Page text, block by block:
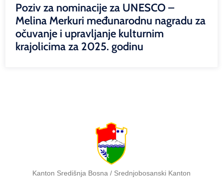
Poziv za nominacije za UNESCO –
Melina Merkuri međunarodnu nagradu za
očuvanje i upravljanje kulturnim
krajolicima za 2025. godinu
Kanton Središnja Bosna / Srednjobosanski Kanton